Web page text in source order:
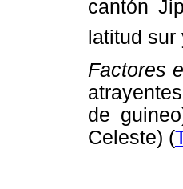
cantón
latitud
Factores
de
Celeste) (